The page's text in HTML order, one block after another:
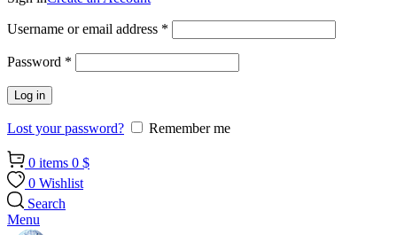
Username or email address *
Password *
Log in
Lost your password? Remember me
0 items 0 $
0 Wishlist
Search
Menu